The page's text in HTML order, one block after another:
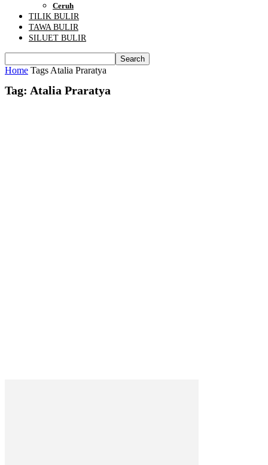
Ceruh
TILIK BULIR
TAWA BULIR
SILUET BULIR
Home Tags Atalia Praratya
Tag: Atalia Praratya